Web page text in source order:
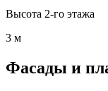
Высота 2-го этажа
3 м
Фасады и